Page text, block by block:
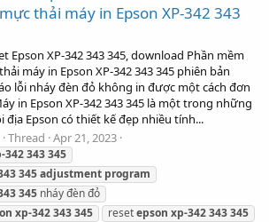
thải máy in Epson XP-342 343
Epson XP-342 343 345, download Phần mềm
máy in Epson XP-342 343 345 phiên bản
lỗi nháy đèn đỏ không in được một cách đơn
in Epson XP-342 343 345 là một trong những
địa Epson có thiết kế đẹp nhiều tính...
Thread Apr 21, 2023
342343345
345adjustment program
345 nháy đèn đỏ
xp-342343345 resetepson xp-342343345